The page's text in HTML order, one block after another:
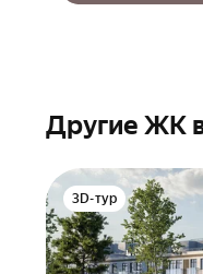
Другие ЖК
3D-тур